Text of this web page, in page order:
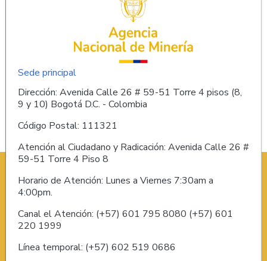
Sede principal
Dirección: Avenida Calle 26 # 59-51 Torre 4 pisos (8,
9 y 10) Bogotá D.C. - Colombia
Código Postal: 111321
Atención al Ciudadano y Radicación: Avenida Calle 26 #
59-51 Torre 4 Piso 8
Horario de Atención: Lunes a Viernes 7:30am a
4:00pm.
Canal el Atención: (+57) 601 795 8080 (+57) 601
220 1999
Línea temporal: (+57) 602 519 0686